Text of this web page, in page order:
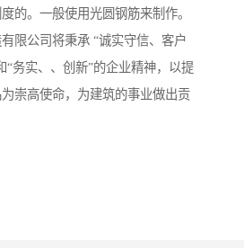
的。一般使用光圆钢筋来制作。
限公司将秉承 “诚实守信、客户
“务实、、创新”的企业精神，以提
崇高使命，为建筑的事业做出贡